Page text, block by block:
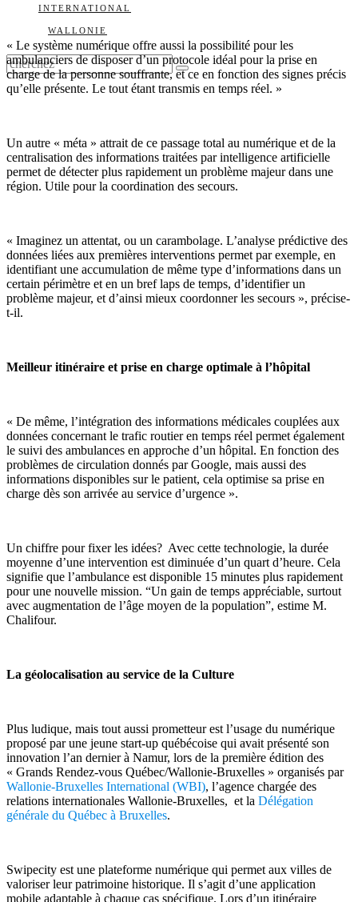
INTERNATIONAL
WALLONIE
« Le système numérique offre aussi la possibilité pour les
ambulanciers de disposer d’un protocole idéal pour la prise en
charge de la personne souffrante, et ce en fonction des signes précis
qu’elle présente. Le tout étant transmis en temps réel. »
Un autre « méta » attrait de ce passage total au numérique et de la
centralisation des informations traitées par intelligence artificielle
permet de détecter plus rapidement un problème majeur dans une
région. Utile pour la coordination des secours.
« Imaginez un attentat, ou un carambolage. L’analyse prédictive des
données liées aux premières interventions permet par exemple, en
identifiant une accumulation de même type d’informations dans un
certain périmètre et en un bref laps de temps, d’identifier un
problème majeur, et d’ainsi mieux coordonner les secours », précise-
t-il.
Meilleur itinéraire et prise en charge optimale à l’hôpital
« De même, l’intégration des informations médicales couplées aux
données concernant le trafic routier en temps réel permet également
le suivi des ambulances en approche d’un hôpital. En fonction des
problèmes de circulation donnés par Google, mais aussi des
informations disponibles sur le patient, cela optimise sa prise en
charge dès son arrivée au service d’urgence ».
Un chiffre pour fixer les idées? Avec cette technologie, la durée
moyenne d’une intervention est diminuée d’un quart d’heure. Cela
signifie que l’ambulance est disponible 15 minutes plus rapidement
pour une nouvelle mission. “Un gain de temps appréciable, surtout
avec augmentation de l’âge moyen de la population”, estime M.
Chalifour.
La géolocalisation au service de la Culture
Plus ludique, mais tout aussi prometteur est l’usage du numérique
proposé par une jeune start-up québécoise qui avait présenté son
innovation l’an dernier à Namur, lors de la première édition des
« Grands Rendez-vous Québec/Wallonie-Bruxelles » organisés par
Wallonie-Bruxelles International (WBI), l’agence chargée des
relations internationales Wallonie-Bruxelles, et la Délégation
générale du Québec à Bruxelles.
Swipecity est une plateforme numérique qui permet aux villes de
valoriser leur patrimoine historique. Il s’agit d’une application
mobile adaptable à chaque cas spécifique. Lors d’un itinéraire